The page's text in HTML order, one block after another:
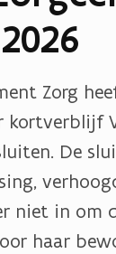
Zorg
kortverblijf
De
niet in om
haar